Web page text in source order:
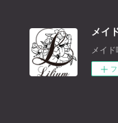
メイ
メイ